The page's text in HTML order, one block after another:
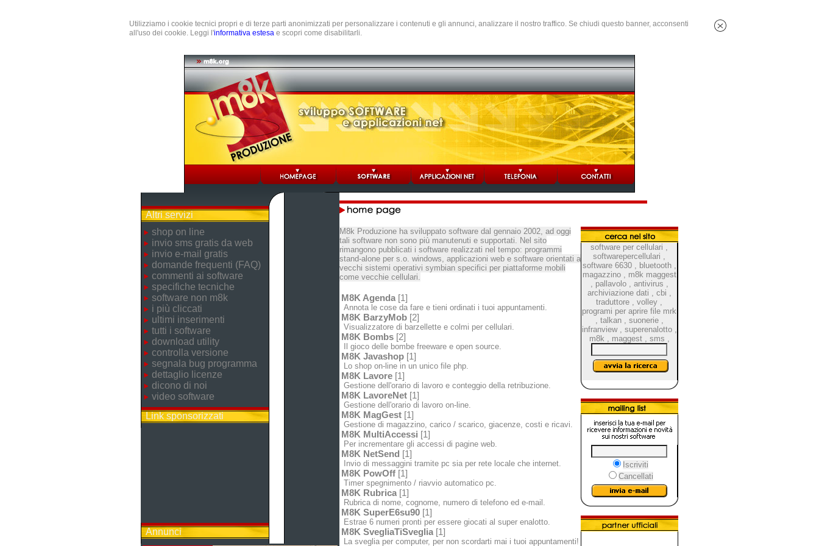
Utilizziamo i cookie tecnici propri e di terze parti anonimizzati per personalizzare i contenuti e gli annunci, analizzare il nostro traffico. Se chiudi questo banner, acconsenti
all'uso dei cookie. Leggi l'informativa estesa e scopri come disabilitarli.
Altri servizi
shop on line
invio sms gratis da web
invio e-mail gratis
domande frequenti (FAQ)
commenti ai software
specifiche tecniche
software non m8k
i più cliccati
ultimi inserimenti
tutti i software
download utility
controlla versione
segnala bug programma
dettaglio licenze
dicono di noi
video software
Link sponsorizzati
Annunci
M8k Produzione ha sviluppato software dal gennaio 2002, ad oggi
tali software non sono più manutenuti e supportati. Nel sito
rimangono pubblicati i software realizzati nel tempo: programmi
stand-alone per s.o. windows, applicazioni web e software orientati a
vecchi sistemi operativi symbian specifici per piattaforme mobili
come vecchie cellulari.
M8K Agenda [1]
Annota le cose da fare e tieni ordinati i tuoi appuntamenti.
M8K BarzyMob [2]
Visualizzatore di barzellette e colmi per cellulari.
M8K Bombs [2]
Il gioco delle bombe freeware e open source.
M8K Javashop [1]
Lo shop on-line in un unico file php.
M8K Lavore [1]
Gestione dell'orario di lavoro e conteggio della retribuzione.
M8K LavoreNet [1]
Gestione dell'orario di lavoro on-line.
M8K MagGest [1]
Gestione di magazzino, carico / scarico, giacenze, costi e ricavi.
M8K MultiAccessi [1]
Per incrementare gli accessi di pagine web.
M8K NetSend [1]
Invio di messaggini tramite pc sia per rete locale che internet.
M8K PowOff [1]
Timer spegnimento / riavvio automatico pc.
M8K Rubrica [1]
Rubrica di nome, cognome, numero di telefono ed e-mail.
M8K SuperE6su90 [1]
Estrae 6 numeri pronti per essere giocati al super enalotto.
M8K SvegliaTiSveglia [1]
La sveglia per computer, per non scordarti mai i tuoi appuntamenti!
software per cellulari ,
softwarepercellulari ,
software 6630 , bluetooth ,
magazzino , m8k maggest
, pallavolo , antivirus ,
archiviazione dati , cbi ,
traduttore , volley ,
programi per aprire file mrk
, talkan , suonerie ,
infranview , superenalotto ,
m8k , maggest , sms ,
Iscriviti
Cancellati